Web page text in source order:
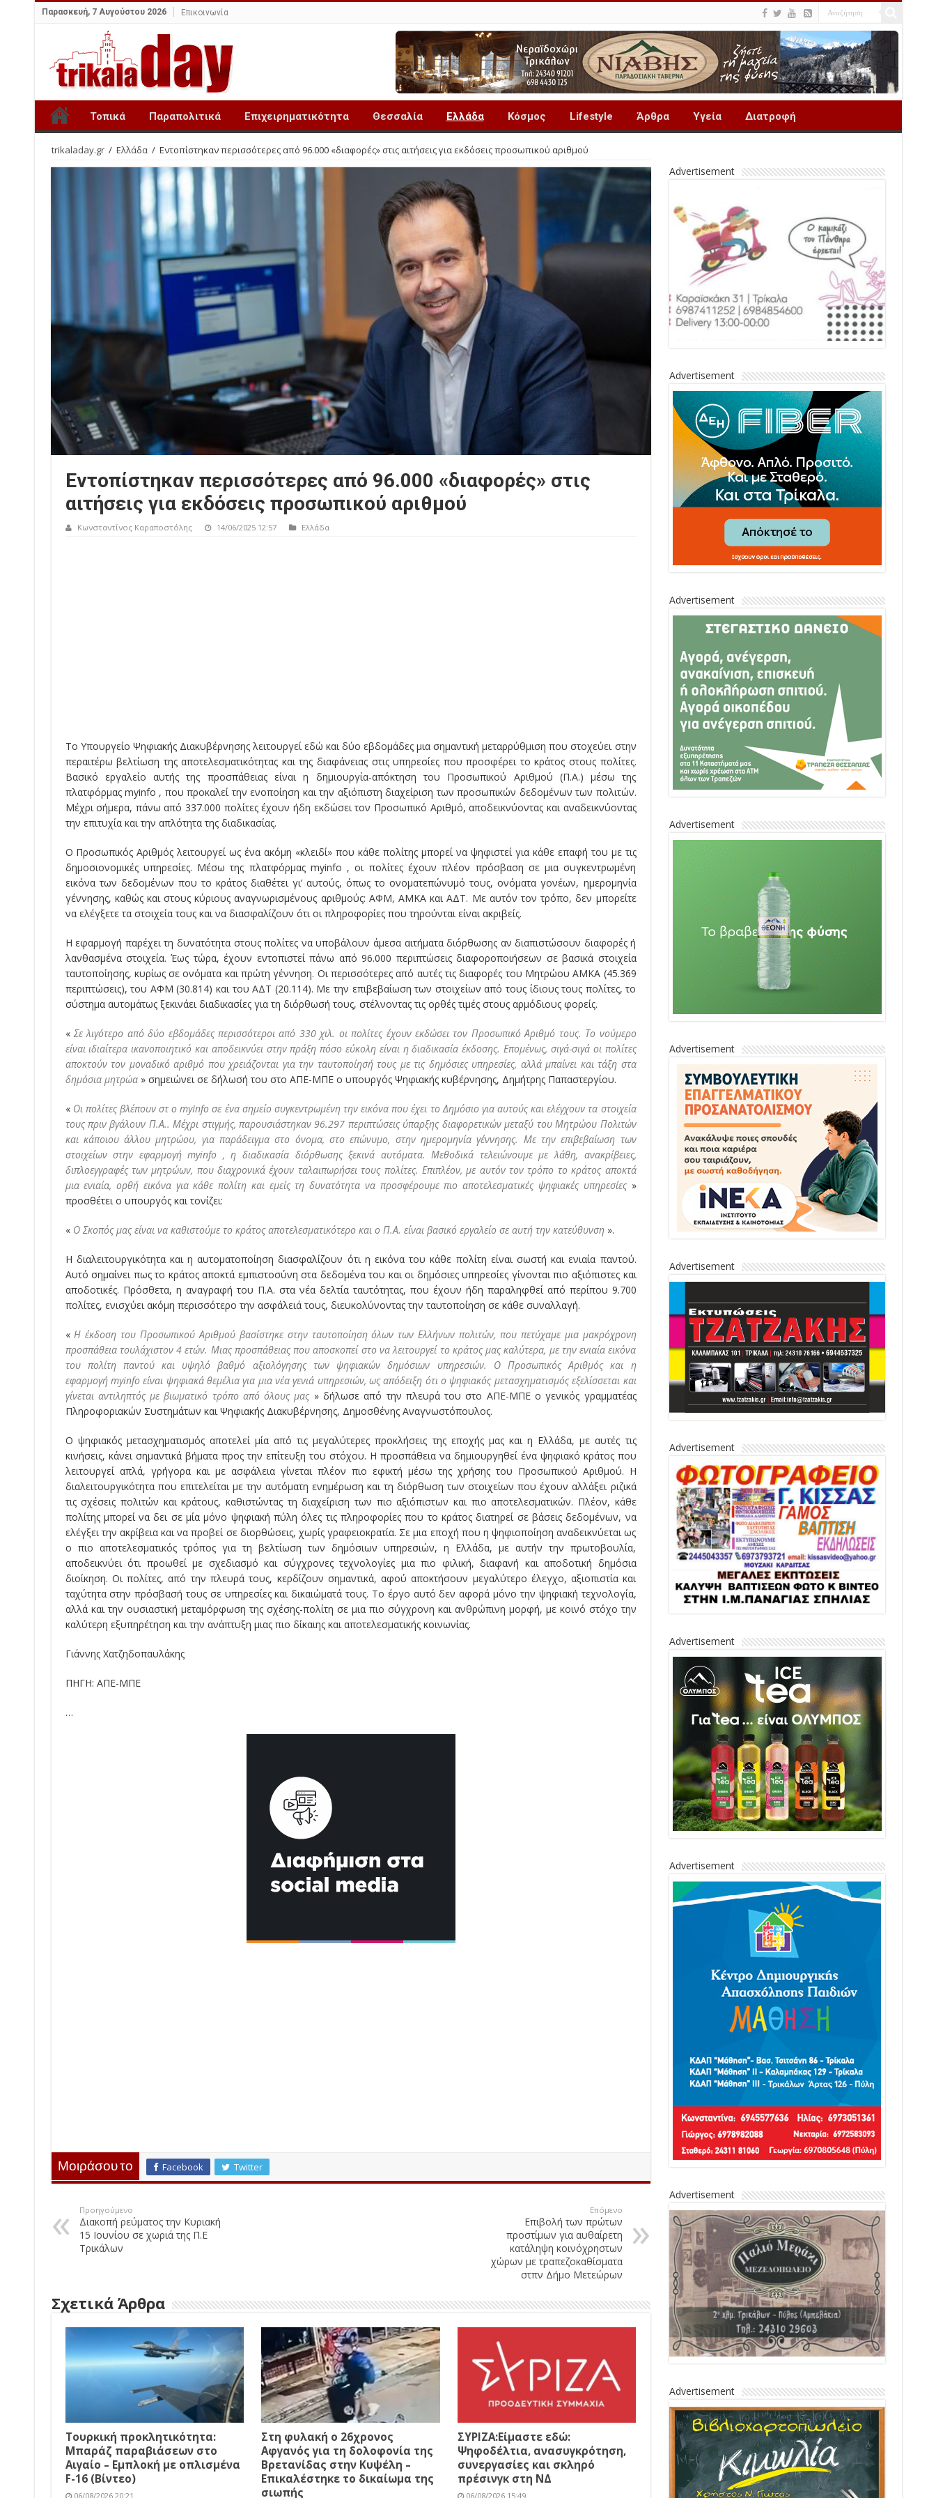
Παρασκευή, 7 Αυγούστου 2026 Επικοινωνία
Τοπικά Παραπολιτικά Επιχειρηματικότητα Θεσσαλία Ελλάδα Κόσμος Lifestyle Άρθρα Υγεία Διατροφή
trikaladay.gr / Ελλάδα / Εντοπίστηκαν περισσότερες από 96.000 «διαφορές» στις αιτήσεις για εκδόσεις προσωπικού αριθμού
Εντοπίστηκαν περισσότερες από 96.000 «διαφορές» στις
αιτήσεις για εκδόσεις προσωπικού αριθμού
Κωνσταντίνος Καραποστόλης 14/06/2025 12:57 Ελλάδα
Το Υπουργείο Ψηφιακής Διακυβέρνησης λειτουργεί εδώ και δύο εβδομάδες μια σημαντική μεταρρύθμιση που στοχεύει στην
περαιτέρω βελτίωση της αποτελεσματικότητας και της διαφάνειας στις υπηρεσίες που προσφέρει το κράτος στους πολίτες.
Βασικό εργαλείο αυτής της προσπάθειας είναι η δημιουργία-απόκτηση του Προσωπικού Αριθμού (Π.Α.) μέσω της
πλατφόρμας myinfo , που προκαλεί την ενοποίηση και την αξιόπιστη διαχείριση των προσωπικών δεδομένων των πολιτών.
Μέχρι σήμερα, πάνω από 337.000 πολίτες έχουν ήδη εκδώσει τον Προσωπικό Αριθμό, αποδεικνύοντας και αναδεικνύοντας
την επιτυχία και την απλότητα της διαδικασίας.
Ο Προσωπικός Αριθμός λειτουργεί ως ένα ακόμη «κλειδί» που κάθε πολίτης μπορεί να ψηφιστεί για κάθε επαφή του με τις
δημοσιονομικές υπηρεσίες. Μέσω της πλατφόρμας myinfo , οι πολίτες έχουν πλέον πρόσβαση σε μια συγκεντρωμένη
εικόνα των δεδομένων που το κράτος διαθέτει γι’ αυτούς, όπως το ονοματεπώνυμό τους, ονόματα γονέων, ημερομηνία
γέννησης, καθώς και στους κύριους αναγνωρισμένους αριθμούς: ΑΦΜ, ΑΜΚΑ και ΑΔΤ. Με αυτόν τον τρόπο, δεν μπορείτε
να ελέγξετε τα στοιχεία τους και να διασφαλίζουν ότι οι πληροφορίες που τηρούνται είναι ακριβείς.
Η εφαρμογή παρέχει τη δυνατότητα στους πολίτες να υποβάλουν άμεσα αιτήματα διόρθωσης αν διαπιστώσουν διαφορές ή
λανθασμένα στοιχεία. Έως τώρα, έχουν εντοπιστεί πάνω από 96.000 περιπτώσεις διαφοροποιήσεων σε βασικά στοιχεία
ταυτοποίησης, κυρίως σε ονόματα και πρώτη γέννηση. Οι περισσότερες από αυτές τις διαφορές του Μητρώου ΑΜΚΑ (45.369
περιπτώσεις), του ΑΦΜ (30.814) και του ΑΔΤ (20.114). Με την επιβεβαίωση των στοιχείων από τους ίδιους τους πολίτες, το
σύστημα αυτομάτως ξεκινάει διαδικασίες για τη διόρθωσή τους, στέλνοντας τις ορθές τιμές στους αρμόδιους φορείς.
« Σε λιγότερο από δύο εβδομάδες περισσότεροι από 330 χιλ. οι πολίτες έχουν εκδώσει τον Προσωπικό Αριθμό τους. Το νούμερο
είναι ιδιαίτερα ικανοποιητικό και αποδεικνύει στην πράξη πόσο εύκολη είναι η διαδικασία έκδοσης. Επομένως, σιγά-σιγά οι πολίτες
αποκτούν τον μοναδικό αριθμό που χρειάζονται για την ταυτοποίησή τους με τις δημόσιες υπηρεσίες, αλλά μπαίνει και τάξη στα
δημόσια μητρώα» σημειώνει σε δήλωσή του στο ΑΠΕ-ΜΠΕ ο υπουργός Ψηφιακής κυβέρνησης, Δημήτρης Παπαστεργίου.
« Οι πολίτες βλέπουν στ ο myInfo σε ένα σημείο συγκεντρωμένη την εικόνα που έχει το Δημόσιο για αυτούς και ελέγχουν τα στοιχεία
τους πριν βγάλουν Π.Α.. Μέχρι στιγμής, παρουσιάστηκαν 96.297 περιπτώσεις ύπαρξης διαφορετικών μεταξύ του Μητρώου Πολιτών
και κάποιου άλλου μητρώου, για παράδειγμα στο όνομα, στο επώνυμο, στην ημερομηνία γέννησης. Με την επιβεβαίωση των
στοιχείων στην εφαρμογή myinfo , η διαδικασία διόρθωσης ξεκινά αυτόματα. Μεθοδικά τελειώνουμε με λάθη, ανακρίβειες,
διπλοεγγραφές των μητρώων, που διαχρονικά έχουν ταλαιπωρήσει τους πολίτες. Επιπλέον, με αυτόν τον τρόπο το κράτος αποκτά
μια ενιαία, ορθή εικόνα για κάθε πολίτη και εμείς τη δυνατότητα να προσφέρουμε πιο αποτελεσματικές ψηφιακές υπηρεσίες»
προσθέτει ο υπουργός και τονίζει:
« Ο Σκοπός μας είναι να καθιστούμε το κράτος αποτελεσματικότερο και ο Π.Α. είναι βασικό εργαλείο σε αυτή την κατεύθυνση».
Η διαλειτουργικότητα και η αυτοματοποίηση διασφαλίζουν ότι η εικόνα του κάθε πολίτη είναι σωστή και ενιαία παντού.
Αυτό σημαίνει πως το κράτος αποκτά εμπιστοσύνη στα δεδομένα του και οι δημόσιες υπηρεσίες γίνονται πιο αξιόπιστες και
αποδοτικές. Πρόσθετα, η αναγραφή του Π.Α. στα νέα δελτία ταυτότητας, που έχουν ήδη παραληφθεί από περίπου 9.700
πολίτες, ενισχύει ακόμη περισσότερο την ασφάλειά τους, διευκολύνοντας την ταυτοποίηση σε κάθε συναλλαγή.
«Η έκδοση του Προσωπικού Αριθμού βασίστηκε στην ταυτοποίηση όλων των Ελλήνων πολιτών, που πετύχαμε μια μακρόχρονη
προσπάθεια τουλάχιστον 4 ετών. Μιας προσπάθειας που αποσκοπεί στο να λειτουργεί το κράτος μας καλύτερα, με την ενιαία εικόνα
του πολίτη παντού και υψηλό βαθμό αξιολόγησης των ψηφιακών δημόσιων υπηρεσιών. Ο Προσωπικός Αριθμός και η
εφαρμογή myinfo είναι ψηφιακά θεμέλια για μια νέα γενιά υπηρεσιών, ως απόδειξη ότι ο ψηφιακός μετασχηματισμός εξελίσσεται και
γίνεται αντιληπτός με βιωματικό τρόπο από όλους μας» δήλωσε από την πλευρά του στο ΑΠΕ-ΜΠΕ ο γενικός γραμματέας
Πληροφοριακών Συστημάτων και Ψηφιακής Διακυβέρνησης, Δημοσθένης Αναγνωστόπουλος.
Ο ψηφιακός μετασχηματισμός αποτελεί μία από τις μεγαλύτερες προκλήσεις της εποχής μας και η Ελλάδα, με αυτές τις
κινήσεις, κάνει σημαντικά βήματα προς την επίτευξη του στόχου. Η προσπάθεια να δημιουργηθεί ένα ψηφιακό κράτος που
λειτουργεί απλά, γρήγορα και με ασφάλεια γίνεται πλέον πιο εφικτή μέσω της χρήσης του Προσωπικού Αριθμού. Η
διαλειτουργικότητα που επιτελείται με την αυτόματη ενημέρωση και τη διόρθωση των στοιχείων που έχουν αλλάξει ριζικά
τις σχέσεις πολιτών και κράτους, καθιστώντας τη διαχείριση των πιο αξιόπιστων και πιο αποτελεσματικών. Πλέον, κάθε
πολίτης μπορεί να δει σε μία μόνο ψηφιακή πύλη όλες τις πληροφορίες που το κράτος διατηρεί σε βάσεις δεδομένων, να
ελέγξει την ακρίβεια και να προβεί σε διορθώσεις, χωρίς γραφειοκρατία. Σε μια εποχή που η ψηφιοποίηση αναδεικνύεται ως
ο πιο αποτελεσματικός τρόπος για τη βελτίωση των δημόσιων υπηρεσιών, η Ελλάδα, με αυτήν την πρωτοβουλία,
αποδεικνύει ότι προωθεί με σχεδιασμό και σύγχρονες τεχνολογίες μια πιο φιλική, διαφανή και αποδοτική δημόσια
διοίκηση. Οι πολίτες, από την πλευρά τους, κερδίζουν σημαντικά, αφού αποκτήσουν μεγαλύτερο έλεγχο, αξιοπιστία και
ταχύτητα στην πρόσβασή τους σε υπηρεσίες και δικαιώματά τους. Το έργο αυτό δεν αφορά μόνο την ψηφιακή τεχνολογία,
αλλά και την ουσιαστική μεταμόρφωση της σχέσης-πολίτη σε μια πιο σύγχρονη και ανθρώπινη μορφή, με κοινό στόχο την
καλύτερη εξυπηρέτηση και την ανάπτυξη μιας πιο δίκαιης και αποτελεσματικής κοινωνίας.
Γιάννης Χατζηδοπαυλάκης
ΠΗΓΗ: ΑΠΕ-ΜΠΕ
…
Μοιράσου το Facebook Twitter
Προηγούμενο
Διακοπή ρεύματος την Κυριακή
15 Ιουνίου σε χωριά της Π.Ε
Τρικάλων
Επόμενο
Επιβολή των πρώτων
προστίμων για αυθαίρετη
κατάληψη κοινόχρηστων
χώρων με τραπεζοκαθίσματα
στπν Δήμο Μετεώρων
Σχετικά Άρθρα
Τουρκική προκλητικότητα:
Μπαράζ παραβιάσεων στο
Αιγαίο – Εμπλοκή με οπλισμένα
F-16 (Βίντεο)
06/08/2026 20:21
Στη φυλακή ο 26χρονος
Αφγανός για τη δολοφονία της
Βρετανίδας στην Κυψέλη –
Επικαλέστηκε το δικαίωμα της
σιωπής
ΣΥΡΙΖΑ:Είμαστε εδώ:
Ψηφοδέλτια, ανασυγκρότηση,
συνεργασίες και σκληρό
πρέσινγκ στη ΝΔ
06/08/2026 15:49
Advertisement
Advertisement
Advertisement
Advertisement
Advertisement
Advertisement
Advertisement
Advertisement
Advertisement
Advertisement
Advertisement